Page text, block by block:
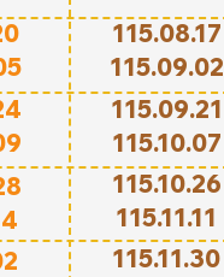
115.08.17
115.09.02
115.09.21
115.10.07
115.10.26
115.11.11
115.11.30